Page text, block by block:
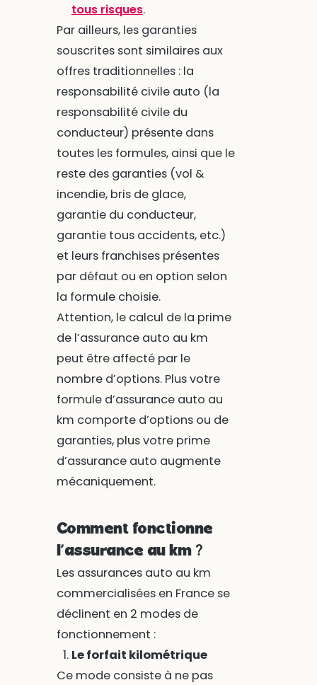
tous risques.
Par ailleurs, les garanties
souscrites sont similaires aux
offres traditionnelles : la
responsabilité civile auto (la
responsabilité civile du
conducteur) présente dans
toutes les formules, ainsi que le
reste des garanties (vol &
incendie, bris de glace,
garantie du conducteur,
garantie tous accidents, etc.)
et leurs franchises présentes
par défaut ou en option selon
la formule choisie.
Attention, le calcul de la prime
de l’assurance auto au km
peut être affecté par le
nombre d’options. Plus votre
formule d’assurance auto au
km comporte d’options ou de
garanties, plus votre prime
d’assurance auto augmente
mécaniquement.
Comment fonctionne
l’assurance au km ?
Les assurances auto au km
commercialisées en France se
déclinent en 2 modes de
fonctionnement :
Le forfait kilométrique
Ce mode consiste à ne pas